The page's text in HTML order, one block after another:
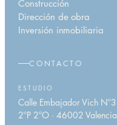
Construcción
Dirección de obra
Inversión inmobiliaria
CONTACTO
ESTUDIO
Calle Embajador Vich Nº3
2ºP 2ºO · 46002 Valencia